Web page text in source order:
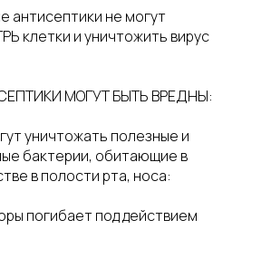
антисептики не могут
клетки и уничтожить вирус
МОГУТ БЫТЬ ВРЕДНЫ:
уничтожать полезные и
бактерии, обитающие в
в полости рта, носа:
погибает под действием